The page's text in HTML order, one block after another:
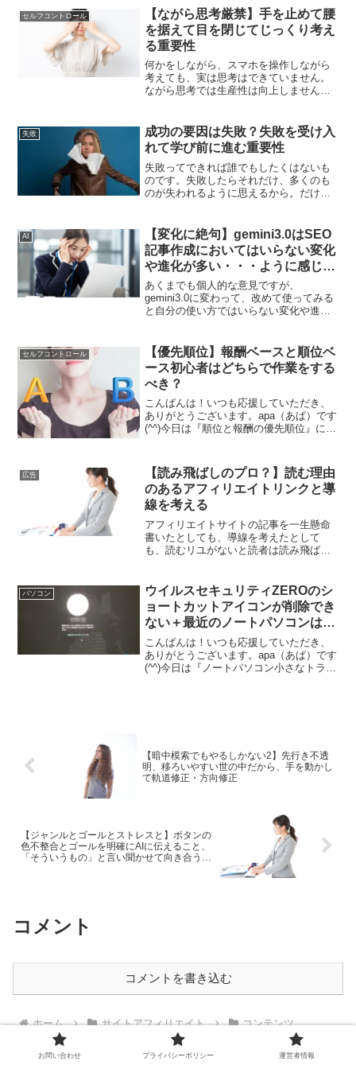
セルフコントロール
【ながら思考厳禁】手を止めて腰
を据えて目を閉じてじっくり考え
る重要性
何かをしながら、スマホを操作しながら
考えても、実は思考はできていません。
ながら思考では生産性は向上しません。
がとても大切です。
失敗
成功の要因は失敗？失敗を受け入
れて学び前に進む重要性
失敗ってできれば誰でもしたくはないも
のです。失敗したらそれだけ、多くのも
のが失われるように思えるから。だけ
つなげることが最も大切なことです。
AI
【変化に絶句】gemini3.0はSEO
記事作成においてはいらない変化
や進化が多い・・・ように感じる
個人的意見
あくまでも個人的な意見ですが、
gemini3.0に変わって、改めて使ってみる
と自分の使い方ではいらない変化や進化
のバージョンのほうが良かったなと感じ
たりしています。自分が感じた変化や対
策を書いています。
セルフコントロール
【優先順位】報酬ベースと順位ベ
ース初心者はどちらで作業をする
べき？
こんばんは！いつも応援していただき、
ありがとうございます。apa（あぱ）です
(^^)今日は『順位と報酬の優先順位』につ
られていますか？仕事でも、よく、「優
先順位をつけろ...
広告
【読み飛ばしのプロ？】読む理由
のあるアフィリエイトリンクと導
線を考える
アフィリエイトサイトの記事を一生懸命
書いたとしても、導線を考えたとして
も、読むリユがないと読者は読み飛ばし
ります。
パソコン
ウイルスセキュリティZEROのシ
ョートカットアイコンが削除でき
ない＋最近のノートパソコンはそ
のままではセーフモードで起動で
きない
こんばんは！いつも応援していただき、
ありがとうございます。apa（あぱ）です
(^^)今日は『ノートパソコン小さなトラブ
【暗中模索でもやるしかない2】先行き不透
明、移ろいやすい世の中だから、手を動かし
て軌道修正・方向修正
【ジャンルとゴールとストレスと】ボタンの
色不整合とゴールを明確にAIに伝えること、
「そういうもの」と言い聞かせて向き合うこ
コメント
コメントを書き込む
ホーム サイトアフィリエイト コンテンツ
お問い合わせ プライバシーポリシー 運営者情報